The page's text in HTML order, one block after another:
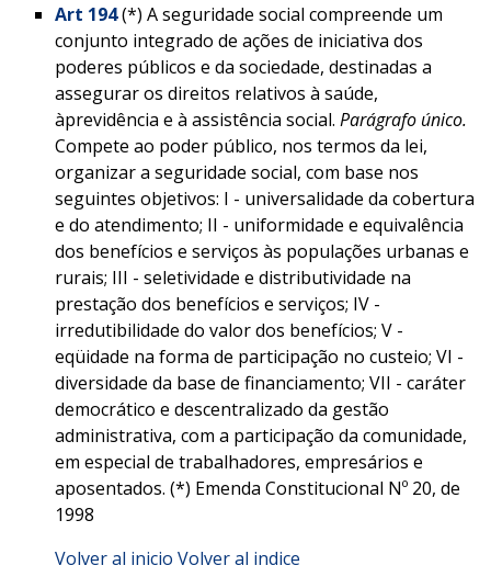
Art 194(*) A seguridade social compreende um
conjunto integrado de ações de iniciativa dos
poderes públicos e da sociedade, destinadas a
assegurar os direitos relativos à saúde,
àprevidência e à assistência social. Parágrafo único.
Compete ao poder público, nos termos da lei,
organizar a seguridade social, com base nos
seguintes objetivos: I - universalidade da cobertura
e do atendimento; II - uniformidade e equivalência
dos benefícios e serviços às populações urbanas e
rurais; III - seletividade e distributividade na
prestação dos benefícios e serviços; IV -
irredutibilidade do valor dos benefícios; V -
eqüidade na forma de participação no custeio; VI -
diversidade da base de financiamento; VII - caráter
democrático e descentralizado da gestão
administrativa, com a participação da comunidade,
em especial de trabalhadores, empresários e
aposentados. (*) Emenda Constitucional Nº 20, de
1998
Volver al inicio Volver al indice